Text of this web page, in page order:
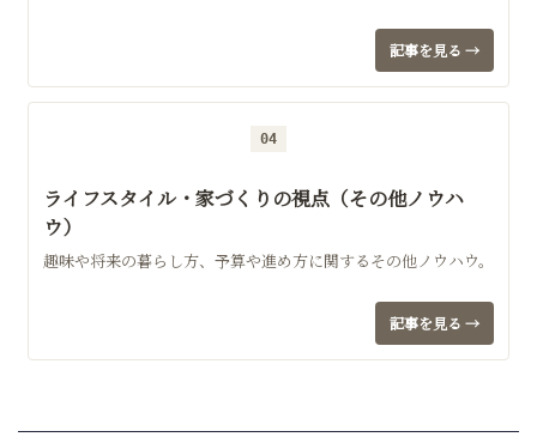
記事を見る →
04
ライフスタイル・家づくりの視点（その他ノウハ
ウ）
趣味や将来の暮らし方、予算や進め方に関するその他ノウハウ。
記事を見る →